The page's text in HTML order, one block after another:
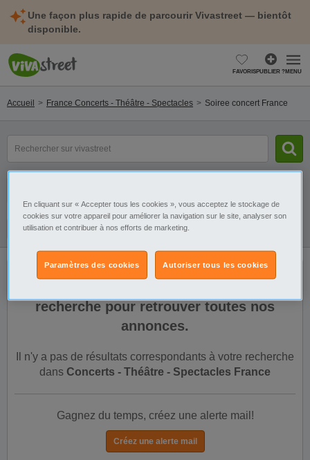
Une façon plus rapide de parcourir Vivastreet — bientôt
disponible.
FAVORISPUBLIER ?MENU
Accueil France Concerts - Théâtre - Spectacles Soiree concert France
clé(s)
Galerie
recherche pour retrouver toutes nos
annonces.
Il n'y a pas de résultats correspondants à votre recherche
dans Concerts - Théâtre - Spectacles France
Gagnez du temps, créez une alerte mail!
En cliquant sur « Accepter tous les cookies », vous acceptez le stockage de
cookies sur votre appareil pour améliorer la navigation sur le site, analyser son
utilisation et contribuer à nos efforts de marketing.
Autoriser tous les cookies
Paramètres des cookies